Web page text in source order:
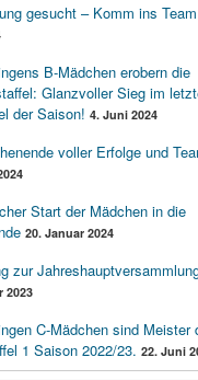
gesucht – Komm ins
B-Mädchen erobern die
Glanzvoller Sieg im
der Saison! 4. Juni 2024
voller Erfolge und
Start der Mädchen in die
20. Januar 2024
zur
2023
C-Mädchen sind Meister
1 Saison 2022/23. 22. Juni